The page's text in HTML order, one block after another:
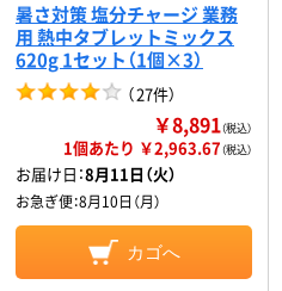
暑さ対策 塩分チャージ 業務
用 熱中タブレットミックス
620g 1セット（1個×3）
（27件）
￥8,891（税込）
1個あたり ￥2,963.67（税込）
お届け日：8月11日（火）
お急ぎ便：8月10日（月）
カゴへ